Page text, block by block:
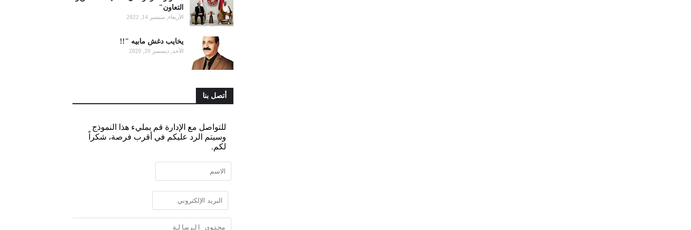
التعاون"
الأربعاء, سبتمبر 14, 2022
يخايب دغش مابيه "!!
الأحد, ديسمبر 20, 2020
أتصل بنا
للتواصل مع الإدارة قم بمليء هذا النموذج
وسيتم الرد عليكم في أقرب فرصة، شكراً
لكم.